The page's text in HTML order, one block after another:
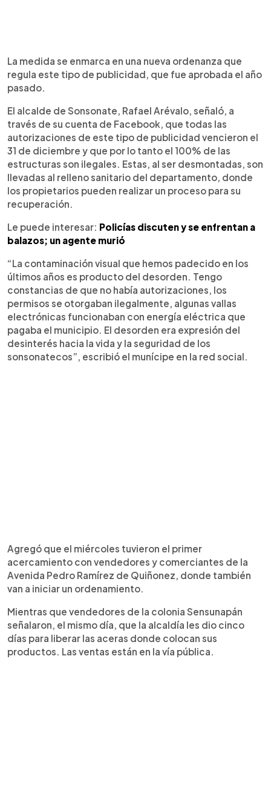
La medida se enmarca en una nueva ordenanza que
regula este tipo de publicidad, que fue aprobada el año
pasado.
El alcalde de Sonsonate, Rafael Arévalo, señaló, a
través de su cuenta de Facebook, que todas las
autorizaciones de este tipo de publicidad vencieron el
31 de diciembre y que por lo tanto el 100% de las
estructuras son ilegales. Estas, al ser desmontadas, son
llevadas al relleno sanitario del departamento, donde
los propietarios pueden realizar un proceso para su
recuperación.
Le puede interesar: Policías discuten y se enfrentan a
balazos; un agente murió
“La contaminación visual que hemos padecido en los
últimos años es producto del desorden. Tengo
constancias de que no había autorizaciones, los
permisos se otorgaban ilegalmente, algunas vallas
electrónicas funcionaban con energía eléctrica que
pagaba el municipio. El desorden era expresión del
desinterés hacia la vida y la seguridad de los
sonsonatecos”, escribió el munícipe en la red social.
Agregó que el miércoles tuvieron el primer
acercamiento con vendedores y comerciantes de la
Avenida Pedro Ramírez de Quiñonez, donde también
van a iniciar un ordenamiento.
Mientras que vendedores de la colonia Sensunapán
señalaron, el mismo día, que la alcaldía les dio cinco
días para liberar las aceras donde colocan sus
productos. Las ventas están en la vía pública.